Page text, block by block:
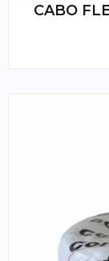
CABO